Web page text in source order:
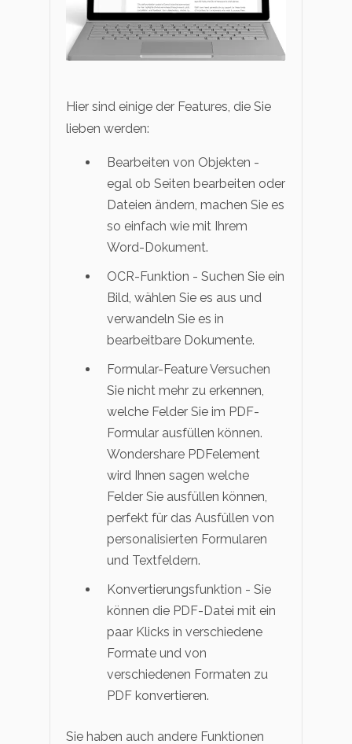
Hier sind einige der Features, die Sie
lieben werden:
Bearbeiten von Objekten -
egal ob Seiten bearbeiten oder
Dateien ändern, machen Sie es
so einfach wie mit Ihrem
Word-Dokument.
OCR-Funktion - Suchen Sie ein
Bild, wählen Sie es aus und
verwandeln Sie es in
bearbeitbare Dokumente.
Formular-Feature Versuchen
Sie nicht mehr zu erkennen,
welche Felder Sie im PDF-
Formular ausfüllen können.
Wondershare PDFelement
wird Ihnen sagen welche
Felder Sie ausfüllen können,
perfekt für das Ausfüllen von
personalisierten Formularen
und Textfeldern.
Konvertierungsfunktion - Sie
können die PDF-Datei mit ein
paar Klicks in verschiedene
Formate und von
verschiedenen Formaten zu
PDF konvertieren.
Sie haben auch andere Funktionen